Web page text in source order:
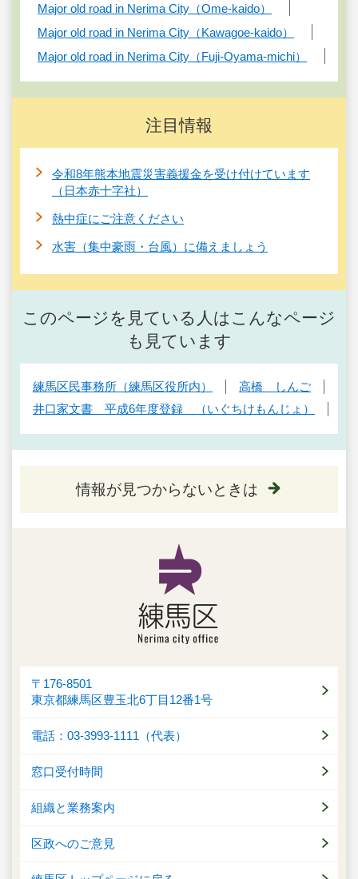
Major old road in Nerima City（Ome-kaido）
Major old road in Nerima City（Kawagoe-kaido）
Major old road in Nerima City（Fuji-Oyama-michi）
注目情報
令和8年熊本地震災害義援金を受け付けています
（日本赤十字社）
熱中症にご注意ください
水害（集中豪雨・台風）に備えましょう
このページを見ている人はこんなページ
も見ています
練馬区民事務所（練馬区役所内）
高橋 しんご
井口家文書 平成6年度登録 （いぐちけもんじょ）
情報が見つからないときは
〒176-8501
東京都練馬区豊玉北6丁目12番1号
電話：03-3993-1111（代表）
窓口受付時間
組織と業務案内
区政へのご意見